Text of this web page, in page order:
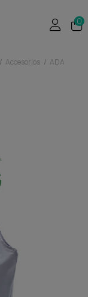
0
Accesorios
ADA